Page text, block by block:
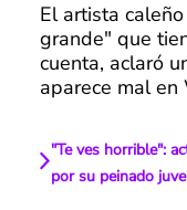
El artista
grande" que
cuenta, aclaró
aparece mal en
"Te ves horrible":
por su peinado